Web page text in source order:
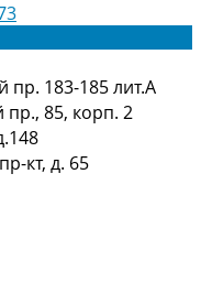
пр. 183-185 лит.А
пр., 85, корп. 2
кт, д. 65